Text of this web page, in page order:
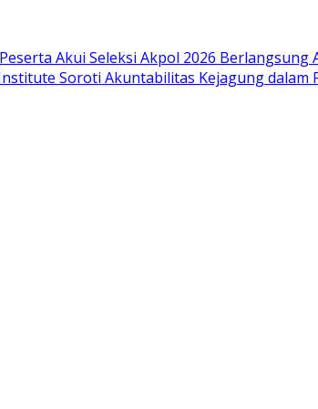
Peserta Akui Seleksi Akpol 2026
Institute Soroti Akuntabilitas Kejagung dalam